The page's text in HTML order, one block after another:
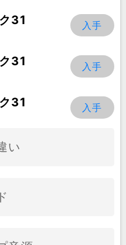
31
31
31
い